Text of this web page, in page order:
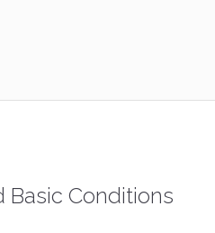
Basic Conditions